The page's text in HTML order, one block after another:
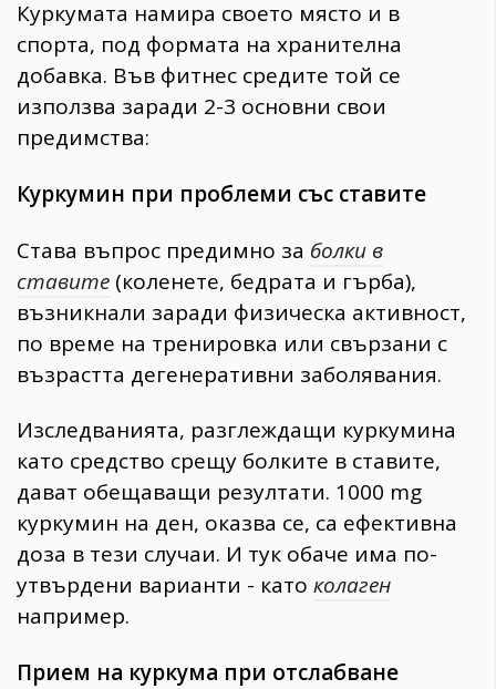
Куркумата намира своето място и в
спорта, под формата на хранителна
добавка. Във фитнес средите той се
използва заради 2-3 основни свои
предимства:
Куркумин при проблеми със ставите
Става въпрос предимно за болки в
ставите (коленете, бедрата и гърба),
възникнали заради физическа активност,
по време на тренировка или свързани с
възрастта дегенеративни заболявания.
Изследванията, разглеждащи куркумина
като средство срещу болките в ставите,
дават обещаващи резултати. 1000 mg
куркумин на ден, оказва се, са ефективна
доза в тези случаи. И тук обаче има по-
утвърдени варианти - като колаген
например.
Прием на куркума при отслабване